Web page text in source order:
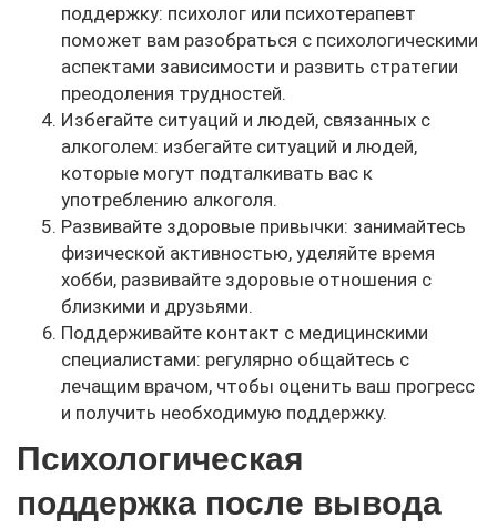
поддержку: психолог или психотерапевт
поможет вам разобраться с психологическими
аспектами зависимости и развить стратегии
преодоления трудностей.
Избегайте ситуаций и людей, связанных с
алкоголем: избегайте ситуаций и людей,
которые могут подталкивать вас к
употреблению алкоголя.
Развивайте здоровые привычки: занимайтесь
физической активностью, уделяйте время
хобби, развивайте здоровые отношения с
близкими и друзьями.
Поддерживайте контакт с медицинскими
специалистами: регулярно общайтесь с
лечащим врачом, чтобы оценить ваш прогресс
и получить необходимую поддержку.
Психологическая
поддержка после вывода